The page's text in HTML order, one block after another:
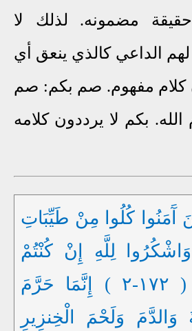
مضمونه. لذلك لا
الداعي كالذي ينعق أي
مفهوم. صم بكم: صم
بكم لا يرددون كلامه
آَمَنُوا كُلُوا مِنْ طَيِّبَاتِ
لِلَّهِ إِنْ كُنْتُمْ
إِيَّاهُ تَعْبُدُونَ ( ١٧٢-٢ ) إِنَّمَا حَرَّمَ
وَالدَّمَ وَلَحْمَ الْخِنزِيرِ